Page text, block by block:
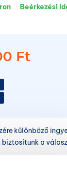
Beérkezési
Ft
különböző
biztosítunk a